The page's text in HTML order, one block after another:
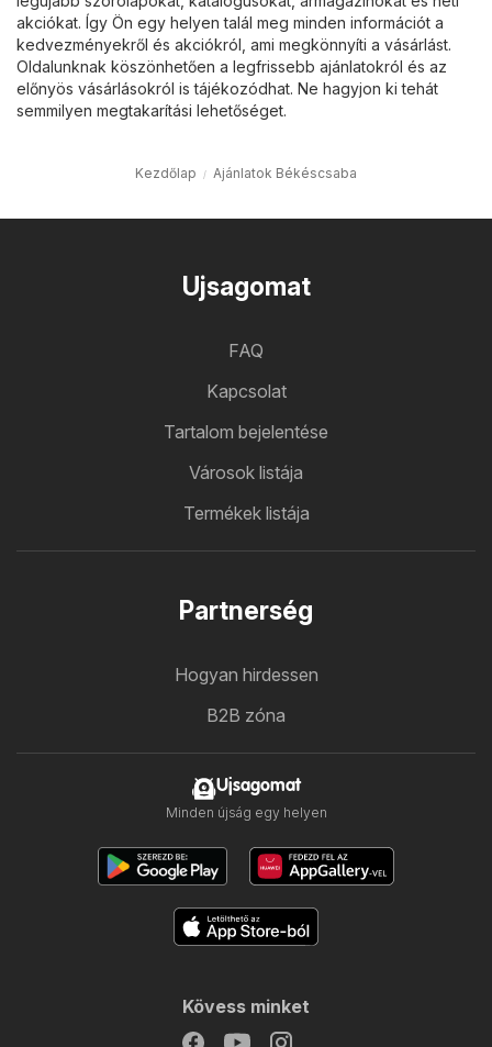
akciókat. Így Ön egy helyen talál meg minden információt a
kedvezményekről és akciókról, ami megkönnyíti a vásárlást.
Oldalunknak köszönhetően a legfrissebb ajánlatokról és az
előnyös vásárlásokról is tájékozódhat. Ne hagyjon ki tehát
semmilyen megtakarítási lehetőséget.
Kezdőlap Ajánlatok Békéscsaba
Ujsagomat
FAQ
Kapcsolat
Tartalom bejelentése
Városok listája
Termékek listája
Partnerség
Hogyan hirdessen
B2B zóna
Ujsagomat
Minden újság egy helyen
Kövess minket